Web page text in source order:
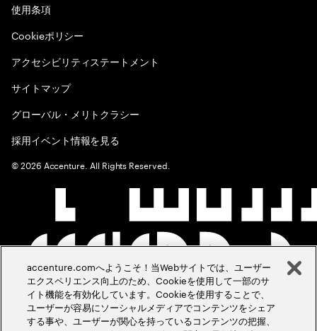
使用条項
Cookieポリシー
アクセシビリティステートメント
サイトマップ
グローバル・メリトクラシー
採用イベント情報を見る
©2026 Accenture. All Rights Reserved.
accenture.comへようこそ！当Webサイトでは、ユーザー
エクスペリエンス向上のため、Cookieを使用して一部のサ
イト機能を有効化しています。Cookieを使用することで、
ユーザーが容易にソーシャルメディアでコンテンツをシェア
する事や、ユーザーが関心を持っているコンテンツの把握、